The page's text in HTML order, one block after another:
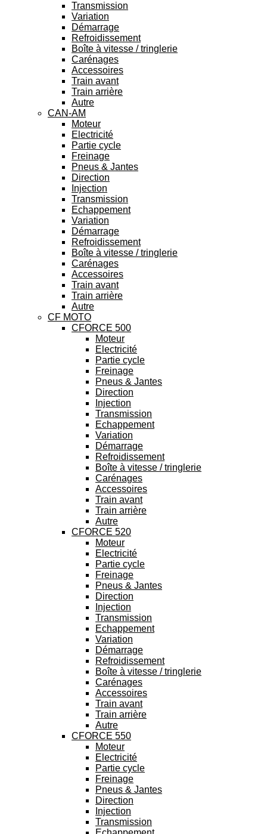
Transmission
Variation
Démarrage
Refroidissement
Boîte à vitesse / tringlerie
Carénages
Accessoires
Train avant
Train arrière
Autre
CAN-AM
Moteur
Electricité
Partie cycle
Freinage
Pneus & Jantes
Direction
Injection
Transmission
Echappement
Variation
Démarrage
Refroidissement
Boîte à vitesse / tringlerie
Carénages
Accessoires
Train avant
Train arrière
Autre
CF MOTO
CFORCE 500
Moteur
Electricité
Partie cycle
Freinage
Pneus & Jantes
Direction
Injection
Transmission
Echappement
Variation
Démarrage
Refroidissement
Boîte à vitesse / tringlerie
Carénages
Accessoires
Train avant
Train arrière
Autre
CFORCE 520
Moteur
Electricité
Partie cycle
Freinage
Pneus & Jantes
Direction
Injection
Transmission
Echappement
Variation
Démarrage
Refroidissement
Boîte à vitesse / tringlerie
Carénages
Accessoires
Train avant
Train arrière
Autre
CFORCE 550
Moteur
Electricité
Partie cycle
Freinage
Pneus & Jantes
Direction
Injection
Transmission